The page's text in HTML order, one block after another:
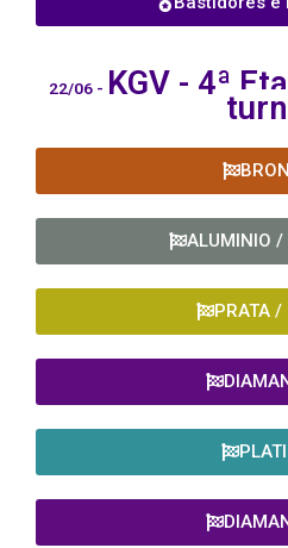
22/06 - KGV - 4ª
ALUMINIO /
PRATA /